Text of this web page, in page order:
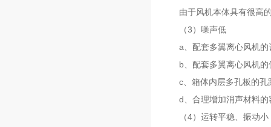
由于风机本体具有很高
（3 ）噪声低
a、配套多翼离心风机
b、配套多翼离心风机
c、箱体内层多孔板的
d、合理增加消声材料的
（4）运转平稳、振动小